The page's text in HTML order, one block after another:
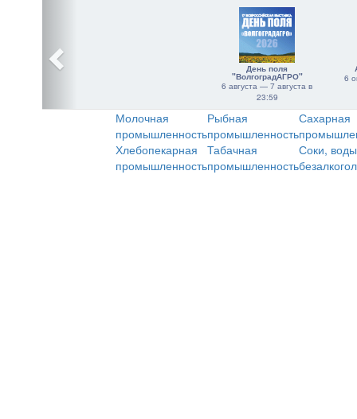
День поля
"ВолгоградАГРО"
6 августа — 7 августа в
23:59
6
Молочная
промышленность
Рыбная
промышленность
Сахарная
Хлебопекарная
промышленность
Табачная
промышленность
Соки,